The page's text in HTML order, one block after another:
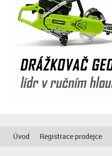
Úvod Registrace prodejce